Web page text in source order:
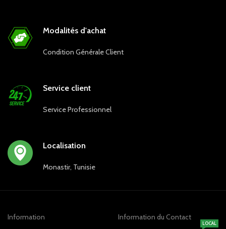
Modalités d'achat
Condition Générale Client
Service client
Service Professionnel
Localisation
Monastir, Tunisie
Information
Information du Contact
LOCAL